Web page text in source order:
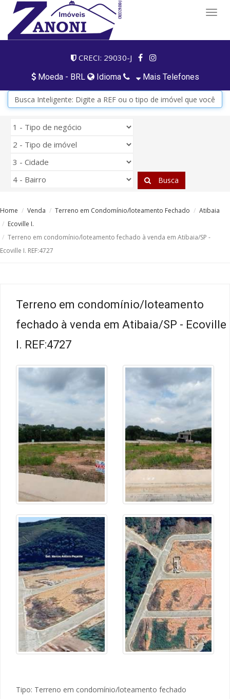
CRECI: 29030-J
Moeda - BRL Idioma Mais Telefones
Busca
Home Venda Terreno em Condomínio/loteamento Fechado
Atibaia
Ecoville I.
Terreno em condomínio/loteamento fechado à venda em Atibaia/SP -
Ecoville I. REF:4727
Terreno em condomínio/loteamento
fechado à venda em Atibaia/SP - Ecoville
I. REF:4727
Tipo: Terreno em condomínio/loteamento fechado